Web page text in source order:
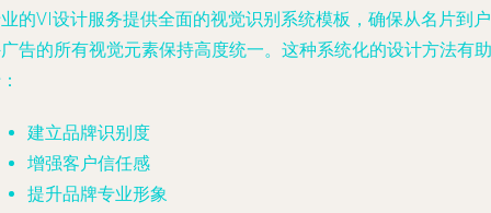
的VI设计服务提供全面的视觉识别系统模板，确保从名片到户
告的所有视觉元素保持高度统一。这种系统化的设计方法有助
建立品牌识别度
增强客户信任感
提升品牌专业形象